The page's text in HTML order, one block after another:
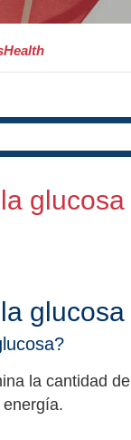
glucosa
glucosa
la cantidad de